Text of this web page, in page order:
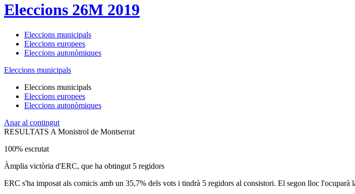
Eleccions 26M 2019
Eleccions municipals
Eleccions europees
Eleccions autonòmiques
Eleccions municipals
Eleccions municipals
Eleccions europees
Eleccions autonòmiques
Anar al contingut
RESULTATS A Monistrol de Montserrat
100% escrutat
Àmplia victòria d'ERC, que ha obtingut 5 regidors
ERC s'ha imposat als comicis amb un 35,7% dels vots i tindrà 5 regidors al consistori. El segon lloc